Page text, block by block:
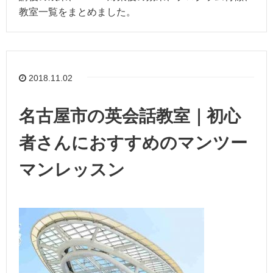
教室一覧をまとめました。
2018.11.02
名古屋市の英会話教室｜初心
者さんにおすすめのマンツー
マンレッスン